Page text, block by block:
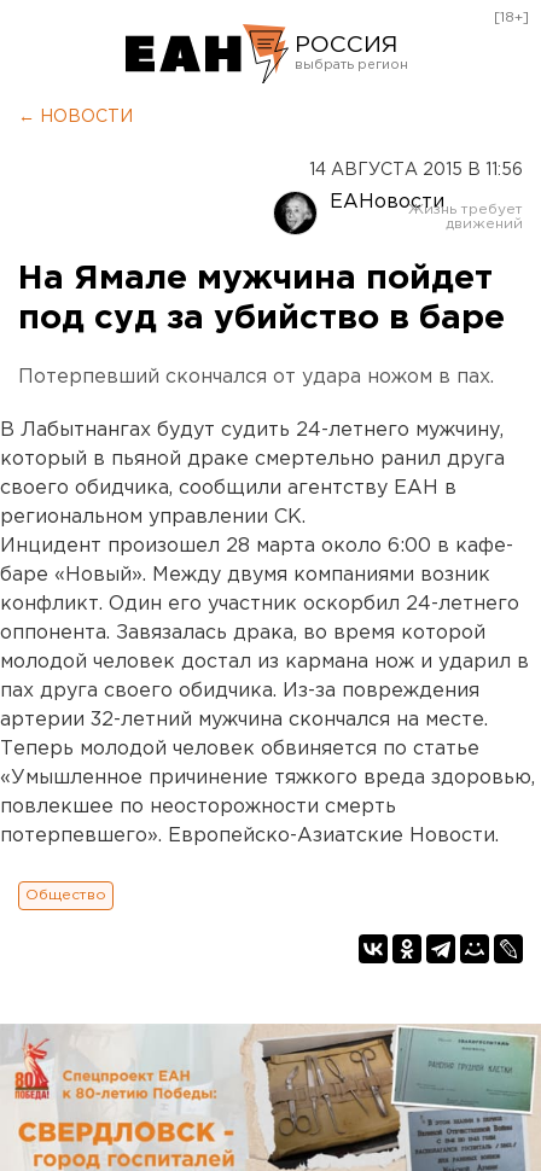
РОССИЯ
Оренбург
[18+]
← НОВОСТИ
14 АВГУСТА 2015 В 11:56
ЕАНовости
На Ямале мужчина пойдет
под суд за убийство в баре
Потерпевший скончался от удара ножом в пах.
В Лабытнангах будут судить 24-летнего мужчину,
который в пьяной драке смертельно ранил друга
своего обидчика, сообщили агентству ЕАН в
региональном управлении СК.
Инцидент произошел 28 марта около 6:00 в кафе-
баре «Новый». Между двумя компаниями возник
конфликт. Один его участник оскорбил 24-летнего
оппонента. Завязалась драка, во время которой
молодой человек достал из кармана нож и ударил в
пах друга своего обидчика. Из-за повреждения
артерии 32-летний мужчина скончался на месте.
Теперь молодой человек обвиняется по статье
«Умышленное причинение тяжкого вреда здоровью,
повлекшее по неосторожности смерть
потерпевшего». Европейско-Азиатские Новости.
Общество